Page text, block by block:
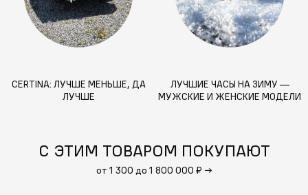
CERTINA: ЛУЧШЕ МЕНЬШЕ, ДА
ЛУЧШЕ
ЛУЧШИЕ ЧАСЫ НА ЗИМУ —
МУЖСКИЕ И ЖЕНСКИЕ МОДЕЛИ
С ЭТИМ ТОВАРОМ ПОКУПАЮТ
от 1 300 до 1 800 000 ₽ →